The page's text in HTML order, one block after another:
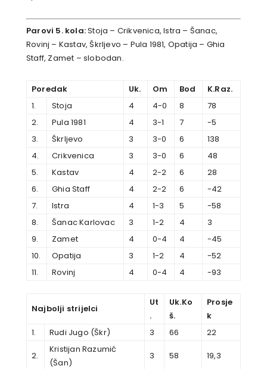
Parovi 5. kola:Stoja – Crikvenica, Istra – Šanac,
Rovinj – Kastav, Škrljevo – Pula 1981, Opatija – Ghia
Staff, Zamet – slobodan.
Poredak Uk. Om Bod
K.Raz.
1.
Stoja 4 4-0 8
78
2.
Pula 1981 4 3-1 7
-5
3.
Škrljevo 3 3-0 6
138
4.
Crikvenica 3 3-0 6
48
5.
Kastav 4 2-2 6
28
6.
Ghia Staff 4 2-2 6
-42
7.
Istra 4 1-3 5
-58
8.
Šanac Karlovac 3 1-2 4
3
9.
Zamet 4 0-4 4
-45
10.
Opatija 3 1-2 4
-52
11.
Rovinj 4 0-4 4 -93
Najbolji strijelci
Ut
.
Uk.Ko
š.
Prosje
k
1.
Rudi Jugo (Škr) 3 66 22
2.
Kristijan Razumić
(Šan)
3 58 19,3